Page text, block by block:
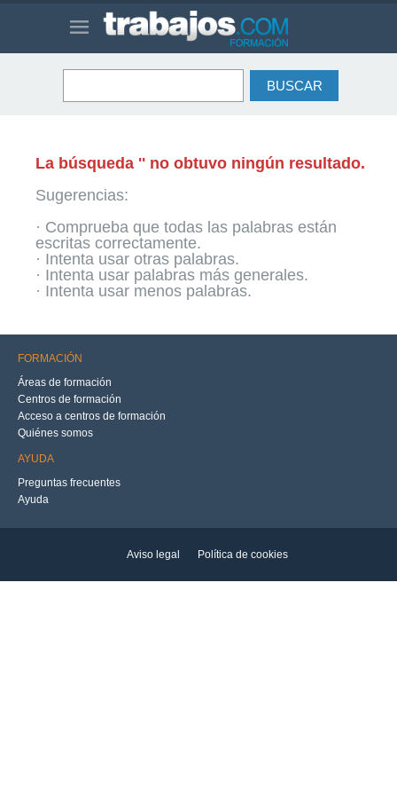
La búsqueda '' no obtuvo ningún resultado.
Sugerencias:
· Comprueba que todas las palabras están
escritas correctamente.
· Intenta usar otras palabras.
· Intenta usar palabras más generales.
· Intenta usar menos palabras.
FORMACIÓN
Áreas de formación
Centros de formación
Acceso a centros de formación
Quiénes somos
AYUDA
Preguntas frecuentes
Ayuda
Aviso legal Política de cookies